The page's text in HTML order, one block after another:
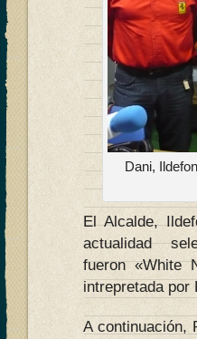
Dani,
El Alcalde,
actualidad
fueron «White
intrepretada por
A continuación,